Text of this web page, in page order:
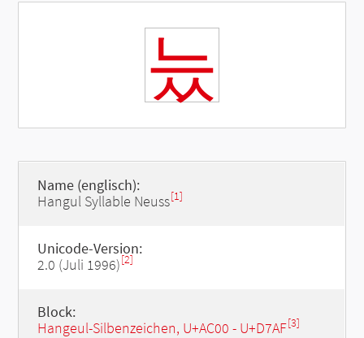
늤
Name (englisch):
Hangul Syllable Neuss[1]
Unicode-Version:
2.0 (Juli 1996)[2]
Block:
Hangeul-Silbenzeichen, U+AC00 - U+D7AF[3]